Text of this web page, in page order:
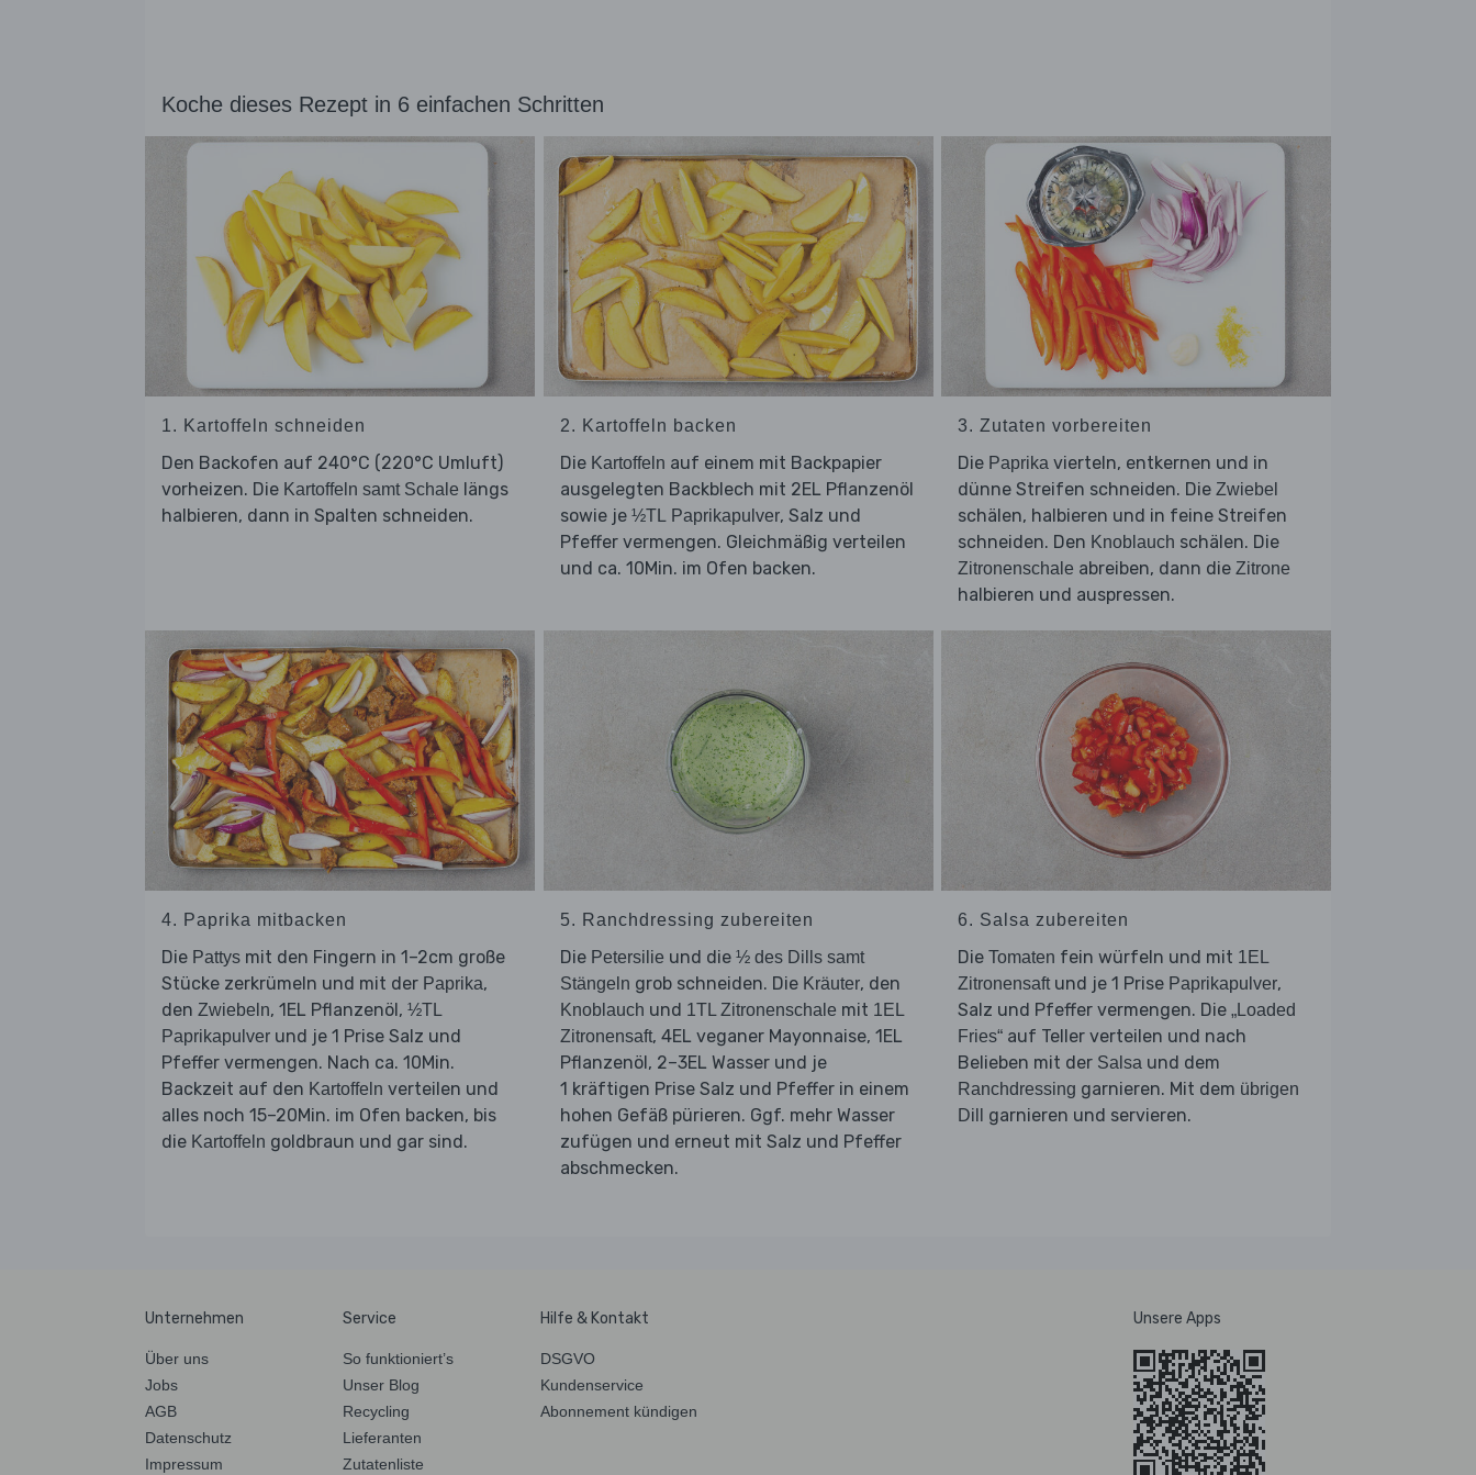
Koche dieses Rezept in 6 einfachen Schritten
1. Kartoffeln schneiden
Den Backofen auf 240°C (220°C Umluft)
vorheizen. Die Kartoffeln samt Schale längs
halbieren, dann in Spalten schneiden.
2. Kartoffeln backen
Die Kartoffeln auf einem mit Backpapier
ausgelegten Backblech mit 2EL Pflanzenöl
sowie je ½TL Paprikapulver, Salz und
Pfeffer vermengen. Gleichmäßig verteilen
und ca. 10Min. im Ofen backen.
3. Zutaten vorbereiten
Die Paprika vierteln, entkernen und in
dünne Streifen schneiden. Die Zwiebel
schälen, halbieren und in feine Streifen
schneiden. Den Knoblauch schälen. Die
Zitronenschale abreiben, dann die Zitrone
halbieren und auspressen.
4. Paprika mitbacken
Die Pattys mit den Fingern in 1–2cm große
Stücke zerkrümeln und mit der Paprika,
den Zwiebeln, 1EL Pflanzenöl, ½TL
Paprikapulver und je 1 Prise Salz und
Pfeffer vermengen. Nach ca. 10Min.
Backzeit auf den Kartoffeln verteilen und
alles noch 15–20Min. im Ofen backen, bis
die Kartoffeln goldbraun und gar sind.
5. Ranchdressing zubereiten
Die Petersilie und die ½ des Dills samt
Stängeln grob schneiden. Die Kräuter, den
Knoblauch und 1TL Zitronenschale mit 1EL
Zitronensaft, 4EL veganer Mayonnaise, 1EL
Pflanzenöl, 2–3EL Wasser und je
1 kräftigen Prise Salz und Pfeffer in einem
hohen Gefäß pürieren. Ggf. mehr Wasser
zufügen und erneut mit Salz und Pfeffer
abschmecken.
6. Salsa zubereiten
Die Tomaten fein würfeln und mit 1EL
Zitronensaft und je 1 Prise Paprikapulver,
Salz und Pfeffer vermengen. Die „Loaded
Fries“ auf Teller verteilen und nach
Belieben mit der Salsa und dem
Ranchdressing garnieren. Mit dem übrigen
Dill
garnieren und servieren.
Unternehmen
Über uns
Jobs
AGB
Datenschutz
Impressum
Service
So funktioniert’s
Unser Blog
Recycling
Lieferanten
Zutatenliste
Hilfe & Kontakt
DSGVO
Kundenservice
Abonnement kündigen
Unsere Apps